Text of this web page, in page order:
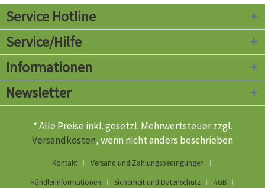
Service Hotline
Service/Hilfe
Informationen
Newsletter
* Alle Preise inkl. gesetzl. Mehrwertsteuer zzgl.
Versandkosten, wenn nicht anders beschrieben
Kontakt
Versand und Zahlungsbedingungen
Händlerinformationen
Sicherheit und Datenschutz
AGB